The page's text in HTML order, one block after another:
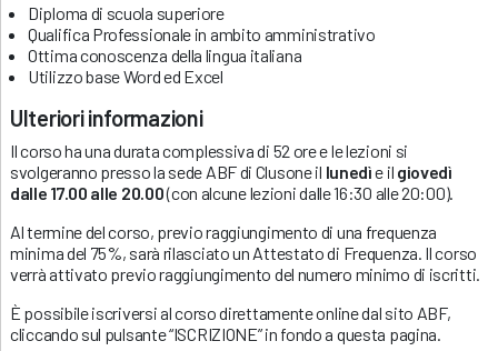
Diploma di scuola superiore
Qualifica Professionale in ambito amministrativo
Ottima conoscenza della lingua italiana
Utilizzo base Word ed Excel
Ulteriori informazioni
Il corso ha una durata complessiva di 52 ore e le lezioni si
svolgeranno presso la sede ABF di Clusone il lunedìe il giovedì
dalle 17.00 alle 20.00(con alcune lezioni dalle 16:30 alle 20:00).
Al termine del corso, previo raggiungimento di una frequenza
minima del 75%, sarà rilasciato un Attestato di Frequenza. Il corso
verrà attivato previo raggiungimento del numero minimo di iscritti.
È possibile iscriversi al corso direttamente online dal sito ABF,
cliccando sul pulsante “ISCRIZIONE” in fondo a questa pagina.